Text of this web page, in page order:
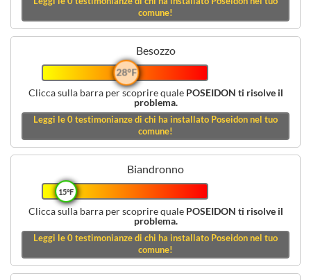
comune!
Besozzo
28°F
Clicca sulla barra per scoprire quale POSEIDON ti risolve il
problema.
Leggi le0testimonianze di chi ha installato Poseidon nel tuo
comune!
Biandronno
15°F
Clicca sulla barra per scoprire quale POSEIDON ti risolve il
problema.
Leggi le0testimonianze di chi ha installato Poseidon nel tuo
comune!